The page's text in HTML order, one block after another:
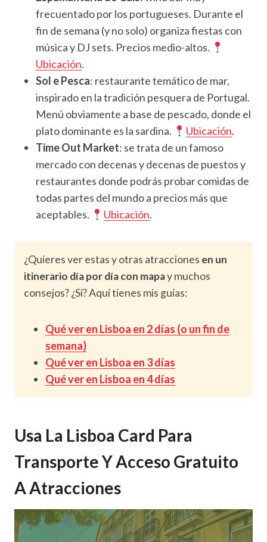
frecuentado por los portugueses. Durante el
fin de semana (y no solo) organiza fiestas con
música y DJ sets. Precios medio-altos.
Ubicación.
Sol e Pesca: restaurante temático de mar,
inspirado en la tradición pesquera de Portugal.
Menú obviamente a base de pescado, donde el
plato dominante es la sardina.
Ubicación.
Time Out Market: se trata de un famoso
mercado con decenas y decenas de puestos y
restaurantes donde podrás probar comidas de
todas partes del mundo a precios más que
aceptables.
Ubicación.
¿Quieres ver estas y otras atracciones en un
itinerario día por día con mapay muchos
consejos? ¿Sí? Aquí tienes mis guías:
Qué ver en Lisboa en 2 días (o un fin de
semana)
Qué ver en Lisboa en 3 días
Qué ver en Lisboa en 4 días
Usa La Lisboa Card Para
Transporte Y Acceso Gratuito
A Atracciones